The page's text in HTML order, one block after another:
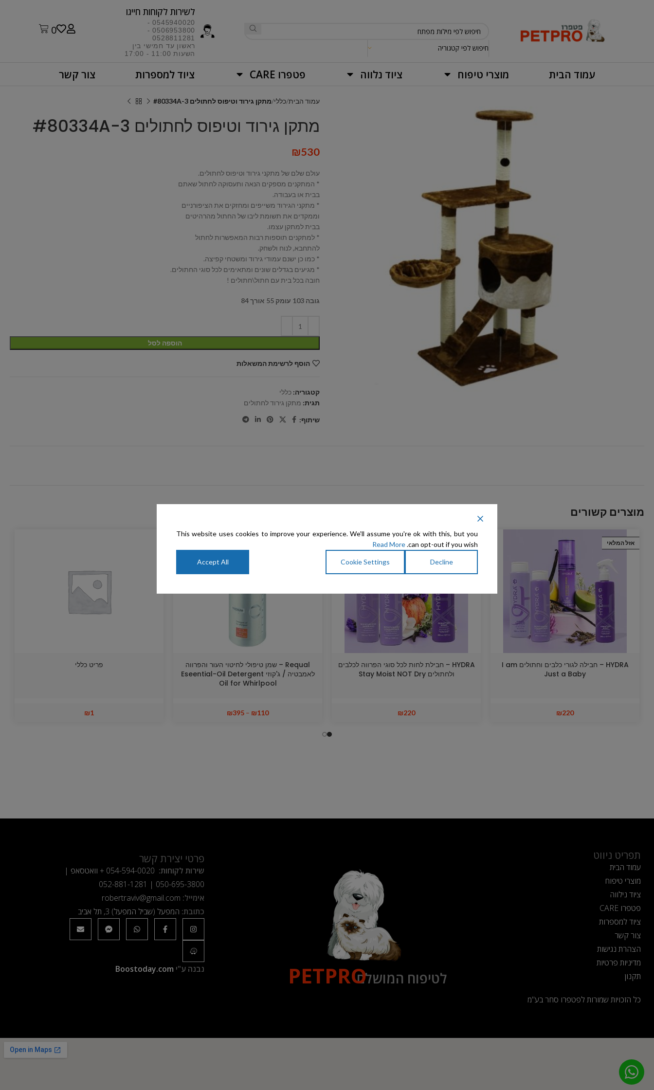
חיפוש לפי קטגוריה
לשירות לקוחות חייגו​
0545940020 -
0506953800 -
0528811281
ראשון עד חמישי בין
השעות 11:00 - 17:00​
0
עמוד הבית מוצרי טיפוח ציוד נלווה פטפרו CARE ציוד למספרות צור קשר
עמוד הבית כללי מתקן גירוד וטיפוס לחתולים #80334A-3
מתקן גירוד וטיפוס לחתולים #80334A-3
₪530
עולם שלם של מתקני גירוד וטיפוס לחתולים.
* המתקנים מספקים הנאה ותעסוקה לחתול שאתם
בבית או בעבודה.
* מתקני הגירוד משייפים ומחזקים את הציפורניים
וממקדים את תשומת ליבו של החתול מהרהיטים
בבית למתקן עצמו.
* למתקנים תוספות רבות המאפשרות לחתול
להתחבא, לנוח ולשחק.
* כמו כן ישנם עמודי גירוד ומשטחי קפיצה.
* מגיעים בגדלים שונים ומתאימים לכל סוגי החתולים.
חובה בכל בית עם חתול\חתולים !
גובה 103 עומק 55 אורך 84
הוספה לסל
הוסף לרשימת המשאלות
קטגוריה: כללי
תגית: מתקן גירוד לחתולים
שיתוף:
מוצרים קשורים
אזל המלאי
HYDRA – חבילה לגורי כלבים וחתולים I am
Just a Baby
₪220
אזל המלאי
HYDRA – חבילת לחות לכל סוגי הפרווה לכלבים
ולחתולים Stay Moist NOT Dry
₪220
Requal – שמן טיפולי לחיטוי העור והפרווה
לאמבטיה / ג'קוזי Eseential-Oil Detergent
Oil for Whirlpool
₪110
–
₪395
פריט כללי
₪1
תפריט ניווט
עמוד הבית
מוצרי טיפוח
ציוד נילווה
פטפרו CARE
ציוד למספרות
צור קשר
הצהרת נגישות
מדיניות פרטיות
תקנון
כל הזכויות שמורות לפטפרו סחר בע"מ
לטיפוח המושלםPETPRO
פרטי יצירת קשר
שירות לקוחות: 054-594-0020 + וואטסאפ |
050-695-3800
|
052-881-1281
אימייל: robertraviv@gmail.com
כתובת: המפעל (שביל המפעל) 3, תל אביב
נבנה ע"י Boostoday.com
This website uses cookies to improve your experience. We'll assume you're ok with this, but you
can opt-out if you wish.
Read More
Decline
Cookie Settings
Accept All